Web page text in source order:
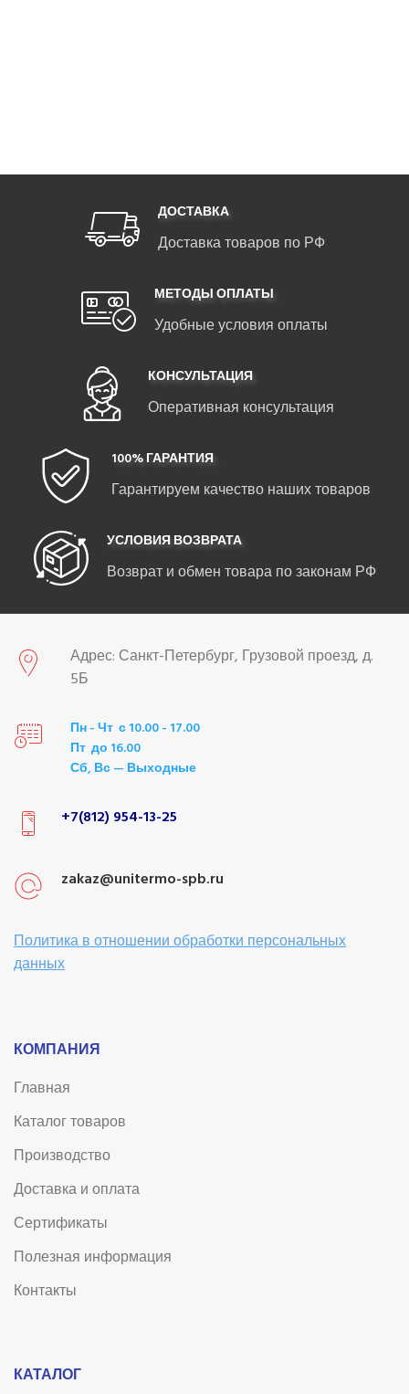
ДОСТАВКА
Доставка товаров по РФ
МЕТОДЫ ОПЛАТЫ
Удобные условия оплаты
КОНСУЛЬТАЦИЯ
Оперативная консультация
100% ГАРАНТИЯ
Гарантируем качество наших товаров
УСЛОВИЯ ВОЗВРАТА
Возврат и обмен товара по законам РФ
Адрес: Санкт-Петербург, Грузовой проезд, д.
5Б
Пн - Чт с 10.00 - 17.00
Пт до 16.00
Сб, Вс — Выходные
+7(812) 954-13-25
zakaz@unitermo-spb.ru
Политика в отношении обработки персональных
данных
КОМПАНИЯ
Главная
Каталог товаров
Производство
Доставка и оплата
Сертификаты
Полезная информация
Контакты
КАТАЛОГ